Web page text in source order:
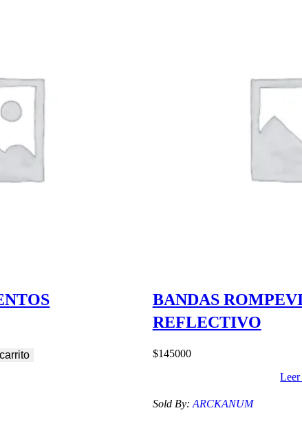
BANDAS
REFLECTIVO
$145000
Leer
Sold By: ARCKANUM